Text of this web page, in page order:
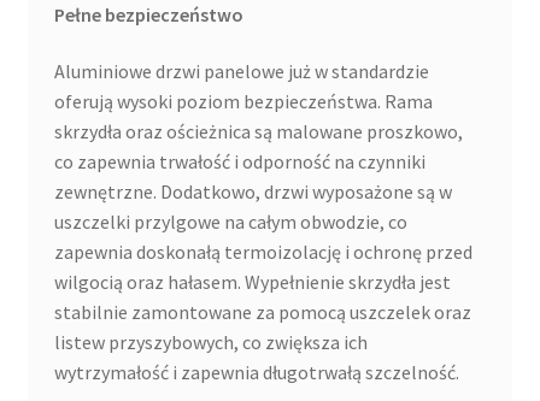
Pełne bezpieczeństwo
Aluminiowe drzwi panelowe już w standardzie
oferują wysoki poziom bezpieczeństwa. Rama
skrzydła oraz ościeżnica są malowane proszkowo,
co zapewnia trwałość i odporność na czynniki
zewnętrzne. Dodatkowo, drzwi wyposażone są w
uszczelki przylgowe na całym obwodzie, co
zapewnia doskonałą termoizolację i ochronę przed
wilgocią oraz hałasem. Wypełnienie skrzydła jest
stabilnie zamontowane za pomocą uszczelek oraz
listew przyszybowych, co zwiększa ich
wytrzymałość i zapewnia długotrwałą szczelność.